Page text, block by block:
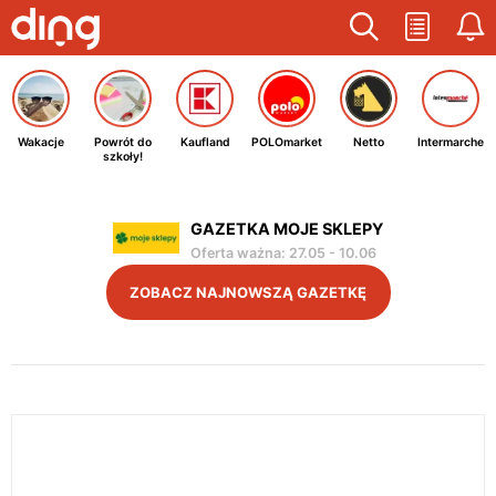
Wakacje
Powrót do
szkoły!
Kaufland POLOmarket Netto Intermarche
GAZETKA MOJE SKLEPY
Oferta ważna: 27.05 - 10.06
ZOBACZ NAJNOWSZĄ GAZETKĘ